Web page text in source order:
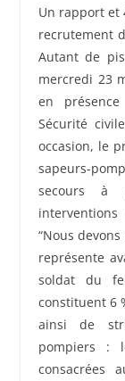
Un rapport et
recrutement
Autant de
mercredi 23
en
Sécurité
occasion, le
sapeurs-
secours à
“Nous
représente
soldat du
constituent 6
ainsi de
pompiers :
consacrées